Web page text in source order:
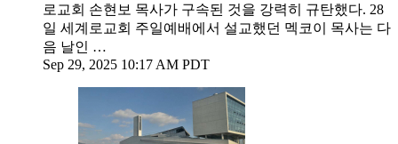
로교회 손현보 목사가 구속된 것을 강력히 규탄했다. 28
일 세계로교회 주일예배에서 설교했던 멕코이 목사는 다
음 날인 …
Sep 29, 2025 10:17 AM PDT